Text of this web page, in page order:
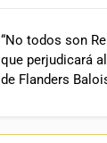
“No todos son
que perjudicará
de Flanders